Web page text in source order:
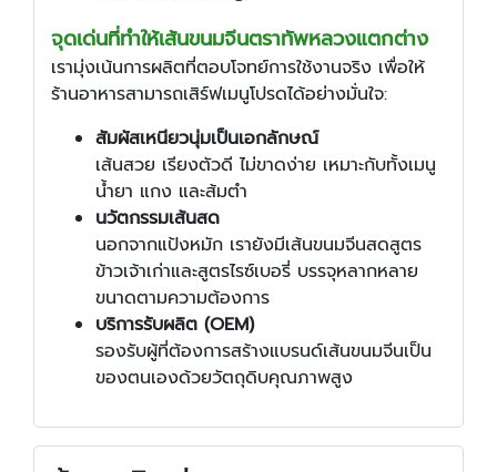
จุดเด่นที่ทำให้เส้นขนมจีนตราทัพหลวงแตกต่าง
เรามุ่งเน้นการผลิตที่ตอบโจทย์การใช้งานจริง เพื่อให้
ร้านอาหารสามารถเสิร์ฟเมนูโปรดได้อย่างมั่นใจ:
สัมผัสเหนียวนุ่มเป็นเอกลักษณ์
เส้นสวย เรียงตัวดี ไม่ขาดง่าย เหมาะกับทั้งเมนู
น้ำยา แกง และส้มตำ
นวัตกรรมเส้นสด
นอกจากแป้งหมัก เรายังมีเส้นขนมจีนสดสูตร
ข้าวเจ้าเก่าและสูตรไรซ์เบอรี่ บรรจุหลากหลาย
ขนาดตามความต้องการ
บริการรับผลิต (OEM)
รองรับผู้ที่ต้องการสร้างแบรนด์เส้นขนมจีนเป็น
ของตนเองด้วยวัตถุดิบคุณภาพสูง